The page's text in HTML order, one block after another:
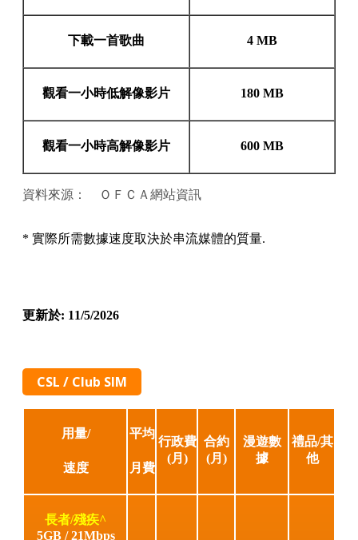
下載一首歌曲 4 MB
觀看一小時低解像影片 180 MB
觀看一小時高解像影片 600 MB
資料來源： ＯＦＣＡ網站資訊
* 實際所需數據速度取決於串流媒體的質量.
更新於: 11/5/2026
CSL / Club SIM
用量/
速度
平均
月費
行政費
(月)
合約
(月)
漫遊數
據
禮品/其
他
長者/殘疾^
5GB / 21Mbps